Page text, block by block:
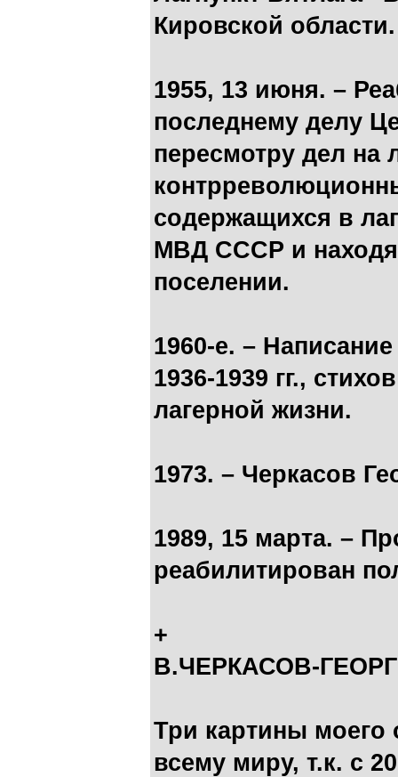
Кировской области.
1955, 13 июня. –
последнему делу
пересмотру дел на
содержащихся в
МВД СССР и
поселении.
1960-е. –
1936-1939 гг.,
лагерной жизни.
1973. – Черкасов
1989, 15 марта. –
реабилитирован
+
В.ЧЕРКАСОВ-
Три картины моего
всему миру, т.к. с